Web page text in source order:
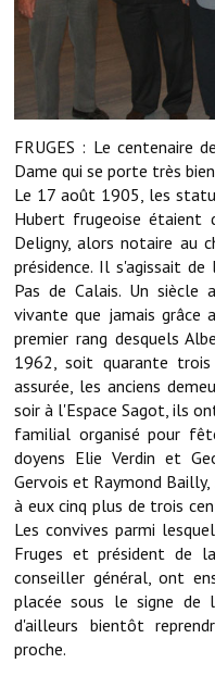
Fêtes et manifestations
Numéros d'urgence
Terrains et maisons à
VOTRE MAIRIE
Elus et agents
L'équipe municipale
Le personnel municipal
Les moyens financiers
Note de synthèse
Rapport d'orientation
Actions et projets
Projets et travaux en
Procès verbaux des
Communication
Le bulletin municipal :
FRUGES : Le centenaire
Dame qui se porte très
Le 17 août 1905, les
Hubert frugeoise étaient
Deligny, alors notaire au
présidence. Il s'agissait
Pas de Calais. Un
vivante que jamais grâce
premier rang desquels
1962, soit quarante
assurée, les anciens
soir à l'Espace Sagot, ils
familial organisé pour
doyens Elie Verdin et
Gervois et Raymond
à eux cinq plus de trois
Les convives parmi
Fruges et président de
conseiller général, ont
placée sous le signe
d'ailleurs bientôt
proche.